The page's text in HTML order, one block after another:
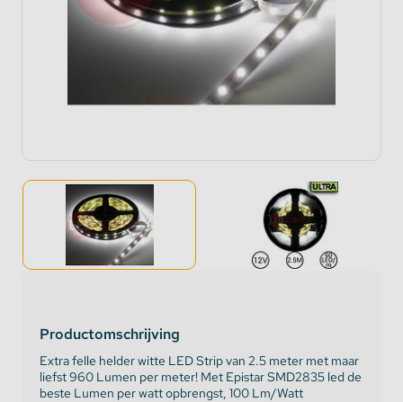
Productomschrijving
Extra felle helder witte LED Strip van 2.5 meter met maar
liefst 960 Lumen per meter! Met Epistar SMD2835 led de
beste Lumen per watt opbrengst, 100 Lm/Watt